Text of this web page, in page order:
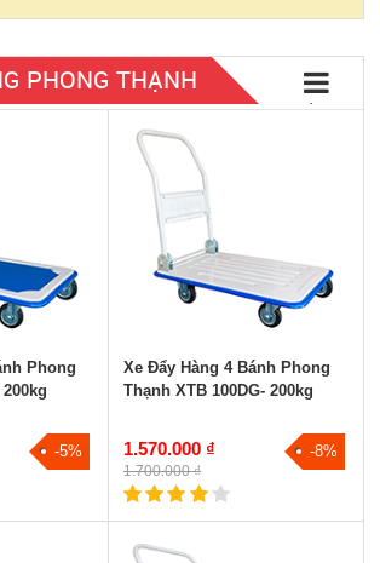
PHONG THẠNH
Tất cả
Phong
-5%
Xe Đẩy Hàng 4 Bánh Phong
Thạnh XTB 100DG- 200kg
1.570.000 ₫
1.700.000 ₫
-8%